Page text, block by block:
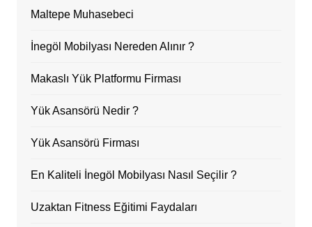
Maltepe Muhasebeci
İnegöl Mobilyası Nereden Alınır ?
Makaslı Yük Platformu Firması
Yük Asansörü Nedir ?
Yük Asansörü Firması
En Kaliteli İnegöl Mobilyası Nasıl Seçilir ?
Uzaktan Fitness Eğitimi Faydaları